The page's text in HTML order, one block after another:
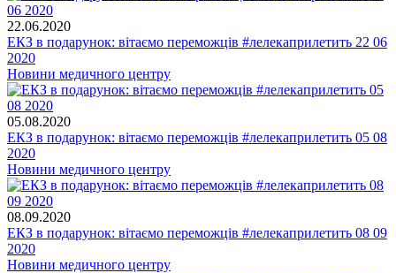
22.06.2020
ЕКЗ в подарунок: вітаємо переможців #лелекаприлетить 22 06
2020
Новини медичного центру
05.08.2020
ЕКЗ в подарунок: вітаємо переможців #лелекаприлетить 05 08
2020
Новини медичного центру
08.09.2020
ЕКЗ в подарунок: вітаємо переможців #лелекаприлетить 08 09
2020
Новини медичного центру